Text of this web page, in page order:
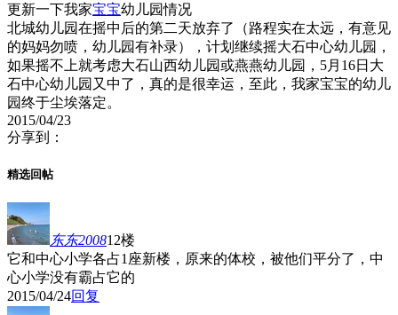
更新一下我家宝宝幼儿园情况
北城幼儿园在摇中后的第二天放弃了（路程实在太远，有意见
的妈妈勿喷，幼儿园有补录），计划继续摇大石中心幼儿园，
如果摇不上就考虑大石山西幼儿园或燕燕幼儿园，5月16日大
石中心幼儿园又中了，真的是很幸运，至此，我家宝宝的幼儿
园终于尘埃落定。
2015/04/23
分享到：
精选回帖
东东200812楼
它和中心小学各占1座新楼，原来的体校，被他们平分了，中
心小学没有霸占它的
2015/04/24回复